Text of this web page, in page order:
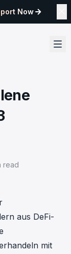
Now
read
aus DeFi-
mit